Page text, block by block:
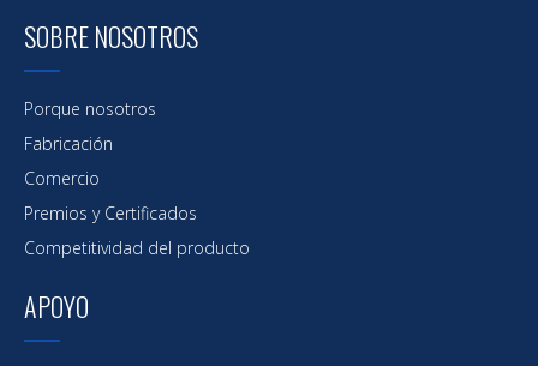
SOBRE NOSOTROS
Porque nosotros
Fabricación
Comercio
Premios y Certificados
Competitividad del producto
APOYO